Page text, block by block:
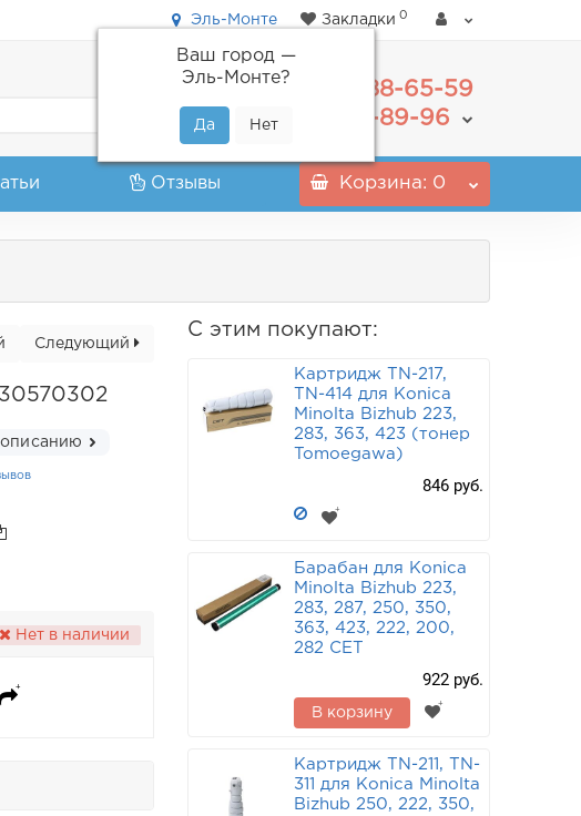
Эль-Монте
Ваш город —
Эль-Монте?
Закладки 0
488-65-59
+7(800) 555-89-96
Отзывы Корзина: 0
Следующий
описанию
Нет в наличии
С этим покупают:
Картридж TN-217,
TN-414 для Konica
Minolta Bizhub 223,
283, 363, 423 (тонер
Tomoegawa)
846 руб.
Барабан для Konica
Minolta Bizhub 223,
283, 287, 250, 350,
363, 423, 222, 200,
282 CET
922 руб.
В корзину
Картридж TN-211, TN-
311 для Konica Minolta
Bizhub 250, 222, 350,